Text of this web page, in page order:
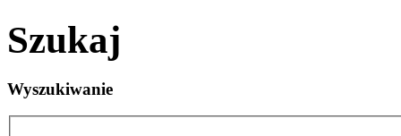
Szukaj
Wyszukiwanie